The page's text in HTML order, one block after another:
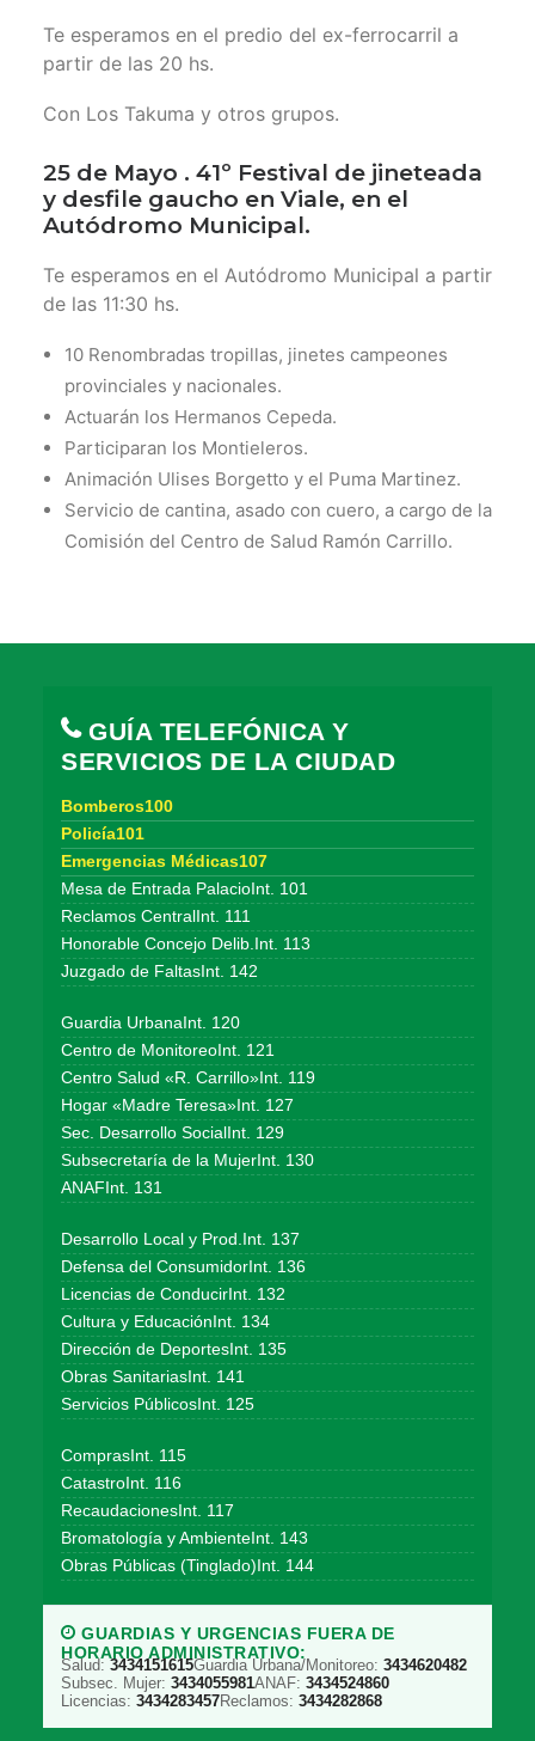
Te esperamos en el predio del ex-ferrocarril a
partir de las 20 hs.
Con Los Takuma y otros grupos.
25 de Mayo . 41º Festival de jineteada
y desfile gaucho en Viale, en el
Autódromo Municipal.
Te esperamos en el Autódromo Municipal a partir
de las 11:30 hs.
10 Renombradas tropillas, jinetes campeones
provinciales y nacionales.
Actuarán los Hermanos Cepeda.
Participaran los Montieleros.
Animación Ulises Borgetto y el Puma Martinez.
Servicio de cantina, asado con cuero, a cargo de la
Comisión del Centro de Salud Ramón Carrillo.
GUÍA TELEFÓNICA Y
SERVICIOS DE LA CIUDAD
Bomberos100
Policía101
Emergencias Médicas107
Mesa de Entrada PalacioInt. 101
Reclamos CentralInt. 111
Honorable Concejo Delib.Int. 113
Juzgado de FaltasInt. 142
Guardia UrbanaInt. 120
Centro de MonitoreoInt. 121
Centro Salud «R. Carrillo»Int. 119
Hogar «Madre Teresa»Int. 127
Sec. Desarrollo SocialInt. 129
Subsecretaría de la MujerInt. 130
ANAFInt. 131
Desarrollo Local y Prod.Int. 137
Defensa del ConsumidorInt. 136
Licencias de ConducirInt. 132
Cultura y EducaciónInt. 134
Dirección de DeportesInt. 135
Obras SanitariasInt. 141
Servicios PúblicosInt. 125
ComprasInt. 115
CatastroInt. 116
RecaudacionesInt. 117
Bromatología y AmbienteInt. 143
Obras Públicas (Tinglado)Int. 144
GUARDIAS Y URGENCIAS FUERA DE
HORARIO ADMINISTRATIVO:
Salud: 3434151615Guardia Urbana/Monitoreo: 3434620482
Subsec. Mujer: 3434055981ANAF: 3434524860
Licencias: 3434283457Reclamos: 3434282868